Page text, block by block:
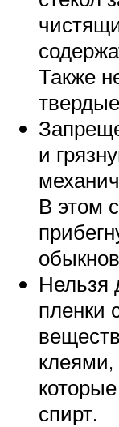
Также
и
В этом
Нельзя
пленки
спирт.